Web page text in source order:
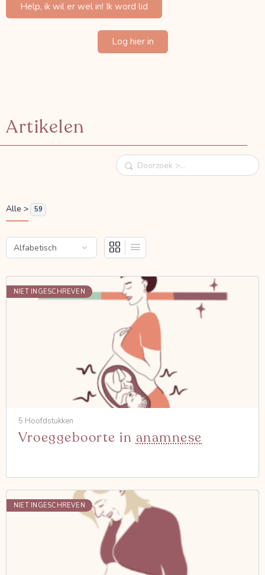
Help, ik wil er wel in! Ik word lid
Log hier in
Artikelen
Doorzoek
Alle > 59
NIET INGESCHREVEN
5 Hoofdstukken
Vroeggeboorte in anamnese
NIET INGESCHREVEN